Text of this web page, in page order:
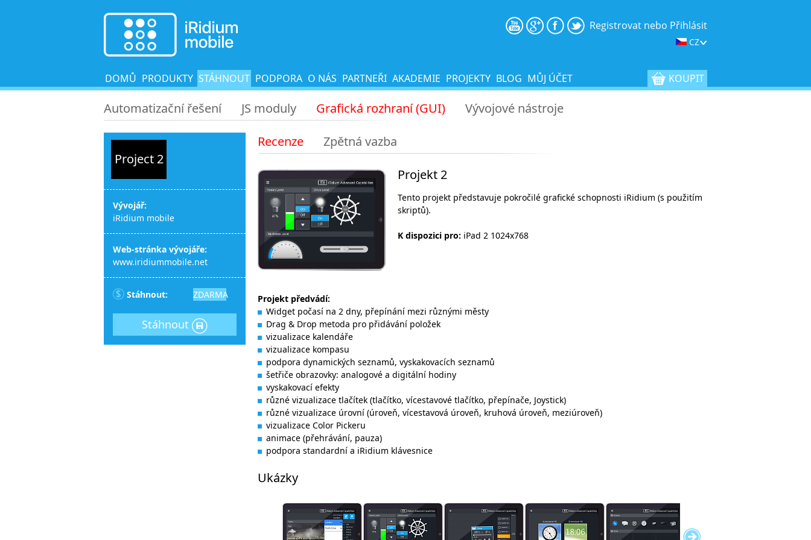
Registrovat nebo Přihlásit
CZ
DOMŮ PRODUKTY STÁHNOUT PODPORA O NÁS PARTNEŘI AKADEMIE PROJEKTY BLOG MŮJ ÚČET KOUPIT
Automatizační řešení JS moduly Grafická rozhraní (GUI) Vývojové nástroje
Project 2
Vývojář:
iRidium mobile
Web-stránka vývojáře:
www.iridiummobile.net
Stáhnout: ZDARMA
Stáhnout
Recenze Zpětná vazba
Projekt 2
Tento projekt představuje pokročilé grafické schopnosti iRidium (s použitím
skriptů).
K dispozici pro: iPad 2 1024x768
Projekt předvádí:
Widget počasí na 2 dny, přepínání mezi různými městy
Drag & Drop metoda pro přidávání položek
vizualizace kalendáře
vizualizace kompasu
podpora dynamických seznamů, vyskakovacích seznamů
šetřiče obrazovky: analogové a digitální hodiny
vyskakovací efekty
různé vizualizace tlačítek (tlačítko, vícestavové tlačítko, přepínače, Joystick)
různé vizualizace úrovní (úroveň, vícestavová úroveň, kruhová úroveň, meziúroveň)
vizualizace Color Pickeru
animace (přehrávání, pauza)
podpora standardní a iRidium klávesnice
Ukázky